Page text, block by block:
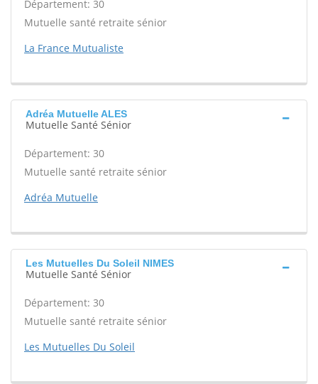
Département: 30
Mutuelle santé retraite sénior
La France Mutualiste
Adréa Mutuelle ALES
Mutuelle Santé Sénior
Département: 30
Mutuelle santé retraite sénior
Adréa Mutuelle
Les Mutuelles Du Soleil NIMES
Mutuelle Santé Sénior
Département: 30
Mutuelle santé retraite sénior
Les Mutuelles Du Soleil